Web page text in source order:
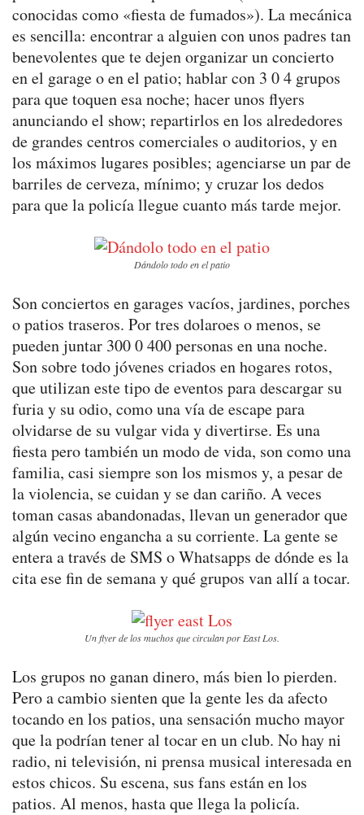
conocidas como «fiesta de fumados»). La mecánica
es sencilla: encontrar a alguien con unos padres tan
benevolentes que te dejen organizar un concierto
en el garage o en el patio; hablar con 3 0 4 grupos
para que toquen esa noche; hacer unos flyers
anunciando el show; repartirlos en los alrededores
de grandes centros comerciales o auditorios, y en
los máximos lugares posibles; agenciarse un par de
barriles de cerveza, mínimo; y cruzar los dedos
para que la policía llegue cuanto más tarde mejor.
Dándolo todo en el patio
Son conciertos en garages vacíos, jardines, porches
o patios traseros. Por tres dolaroes o menos, se
pueden juntar 300 0 400 personas en una noche.
Son sobre todo jóvenes criados en hogares rotos,
que utilizan este tipo de eventos para descargar su
furia y su odio, como una vía de escape para
olvidarse de su vulgar vida y divertirse. Es una
fiesta pero también un modo de vida, son como una
familia, casi siempre son los mismos y, a pesar de
la violencia, se cuidan y se dan cariño. A veces
toman casas abandonadas, llevan un generador que
algún vecino engancha a su corriente. La gente se
entera a través de SMS o Whatsapps de dónde es la
cita ese fin de semana y qué grupos van allí a tocar.
Un flyer de los muchos que circulan por East Los.
Los grupos no ganan dinero, más bien lo pierden.
Pero a cambio sienten que la gente les da afecto
tocando en los patios, una sensación mucho mayor
que la podrían tener al tocar en un club. No hay ni
radio, ni televisión, ni prensa musical interesada en
estos chicos. Su escena, sus fans están en los
patios. Al menos, hasta que llega la policía.